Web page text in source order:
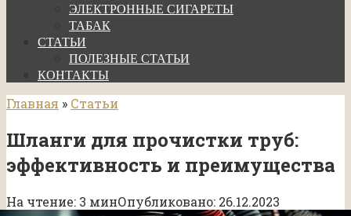
ЭЛЕКТРОННЫЕ СИГАРЕТЫ
ТАБАК
СТАТЬИ
ПОЛЕЗНЫЕ СТАТЬИ
КОНТАКТЫ
Главная » Статьи
Шланги для прочистки труб:
эффективность и преимущества
На чтение: 3 минОпубликовано: 26.12.2023